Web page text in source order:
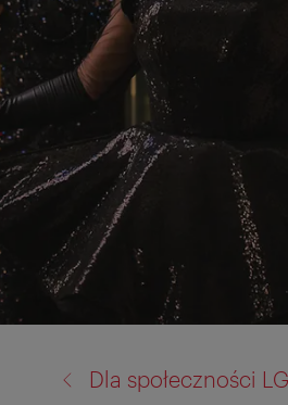
Dla społeczności